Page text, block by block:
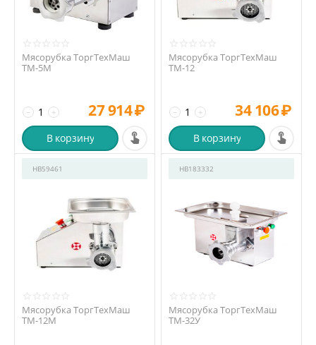
Мясорубка ТоргТехМаш
ТМ-5М
+
− 27 914₽
В корзину
Мясорубка ТоргТехМаш
ТМ-12
+
− 34 106₽
В корзину
HB59461
Мясорубка ТоргТехМаш
ТМ-12М
HB183332
Мясорубка ТоргТехМаш
ТМ-32У